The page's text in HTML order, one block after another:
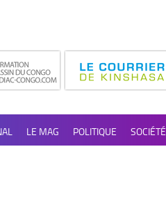
LE MAG POLITIQUE SOCIÉTÉ